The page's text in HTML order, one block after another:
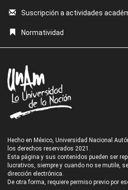
Suscripción a actividades
Normatividad
Hecho en México, Universidad Nacional
los derechos reservados 2021.
Esta página y sus contenidos pueden ser
lucrativos, siempre y cuando no se mutile,
dirección electrónica.
De otra forma, requiere permiso previo por